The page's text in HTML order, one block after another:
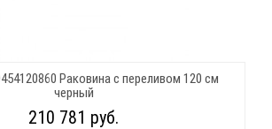
Раковина с переливом 120 см
черный
210 781 руб.